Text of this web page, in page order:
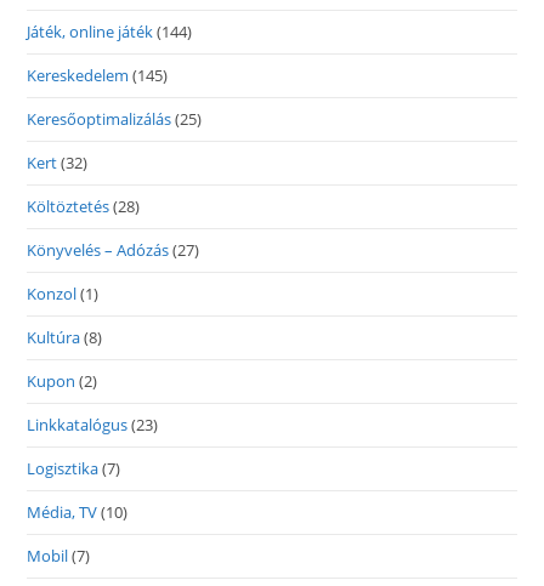
Játék, online játék(144)
Kereskedelem (145)
Keresőoptimalizálás(25)
Kert(32)
Költöztetés(28)
Könyvelés – Adózás(27)
Konzol(1)
Kultúra(8)
Kupon (2)
Linkkatalógus(23)
Logisztika(7)
Média, TV(10)
Mobil(7)